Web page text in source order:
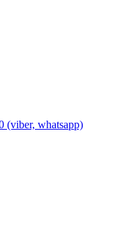
(viber, whatsapp)